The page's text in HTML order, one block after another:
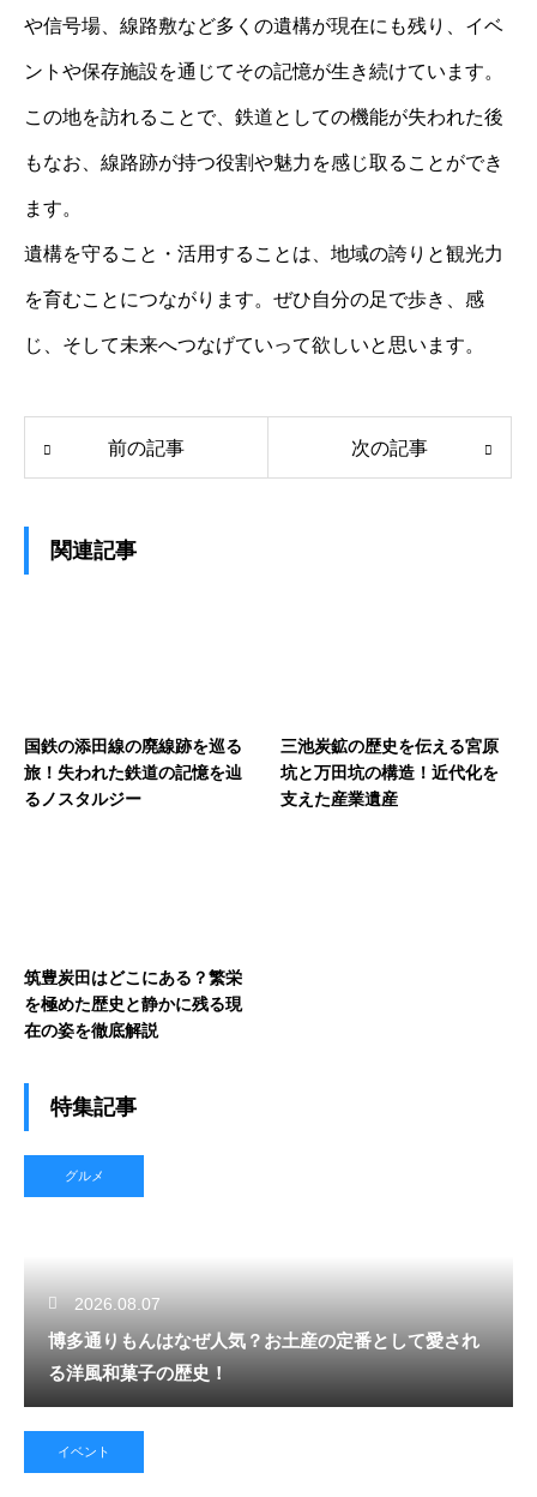
や信号場、線路敷など多くの遺構が現在にも残り、イベ
ントや保存施設を通じてその記憶が生き続けています。
この地を訪れることで、鉄道としての機能が失われた後
もなお、線路跡が持つ役割や魅力を感じ取ることができ
ます。
遺構を守ること・活用することは、地域の誇りと観光力
を育むことにつながります。ぜひ自分の足で歩き、感
じ、そして未来へつなげていって欲しいと思います。
前の記事 次の記事
関連記事
国鉄の添田線の廃線跡を巡る
旅！失われた鉄道の記憶を辿
るノスタルジー
三池炭鉱の歴史を伝える宮原
坑と万田坑の構造！近代化を
支えた産業遺産
筑豊炭田はどこにある？繁栄
を極めた歴史と静かに残る現
在の姿を徹底解説
特集記事
グルメ
2026.08.07
博多通りもんはなぜ人気？お土産の定番として愛され
る洋風和菓子の歴史！
イベント